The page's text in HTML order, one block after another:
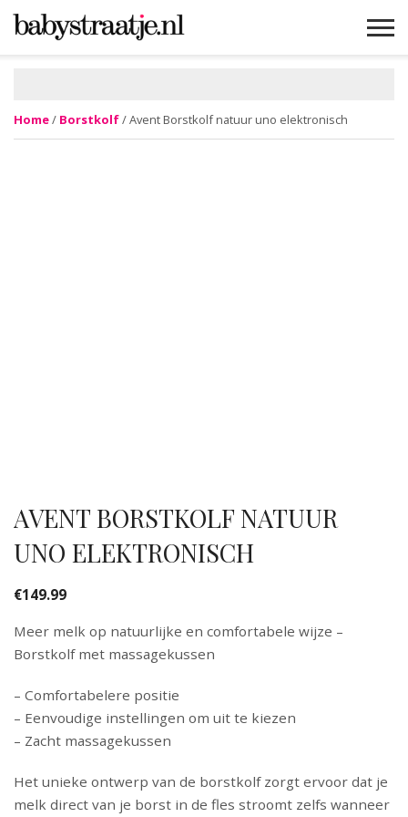
Home/ Borstkolf/ Avent Borstkolf natuur uno elektronisch
AVENT BORSTKOLF NATUUR
UNO ELEKTRONISCH
€149.99
Meer melk op natuurlijke en comfortabele wijze –
Borstkolf met massagekussen
– Comfortabelere positie
– Eenvoudige instellingen om uit te kiezen
– Zacht massagekussen
Het unieke ontwerp van de borstkolf zorgt ervoor dat je
melk direct van je borst in de fles stroomt zelfs wanneer